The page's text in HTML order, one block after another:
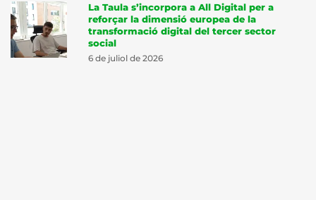
La Taula s’incorpora a All Digital per a
reforçar la dimensió europea de la
transformació digital del tercer sector
social
6 de juliol de 2026